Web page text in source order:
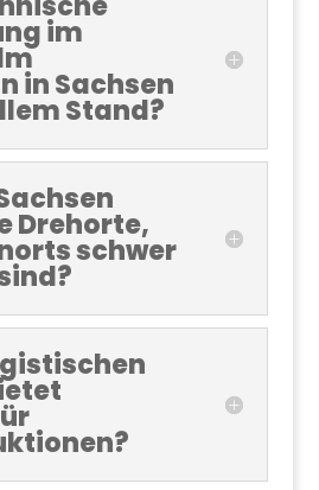
im
in Sachsen
Stand?
Drehorte,
schwer